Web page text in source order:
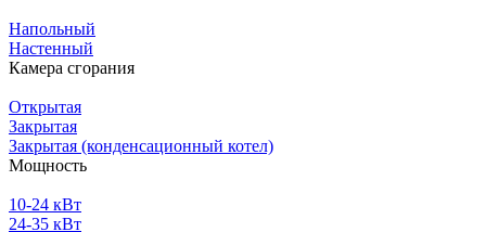
Напольный
Настенный
Камера сгорания
Открытая
Закрытая
Закрытая (конденсационный котел)
Мощность
10-24 кВт
24-35 кВт